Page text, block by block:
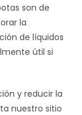
son de
la
de líquidos
útil si
y reducir la
nuestro sitio